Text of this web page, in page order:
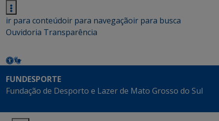
ir para conteúdoir para navegaçãoir para busca
Ouvidoria Transparência
FUNDESPORTE
Fundação de Desporto e Lazer de Mato Grosso do Sul